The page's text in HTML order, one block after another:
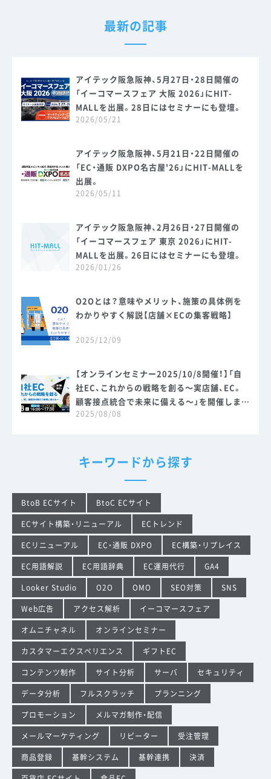
最新の記事
アイテック阪急阪神、5月27日・28日開催の
「イーコマースフェア 大阪 2026」にHIT-
MALLを出展。28日にはセミナーにも登壇。
2026/05/21
アイテック阪急阪神、5月21日・22日開催の
「EC・通販 DXPO名古屋'26」にHIT-MALLを
出展。
2026/05/11
アイテック阪急阪神、2月26日・27日開催の
「イーコマースフェア 東京 2026」にHIT-
MALLを出展。26日にはセミナーにも登壇。
2026/01/26
O2Oとは？意味やメリット、施策の具体例を
わかりやすく解説【店舗×ECの集客戦略】
2025/12/09
【オンラインセミナー2025/10/8開催！】「自
社EC、これからの戦略を創る～実店舗、EC。
顧客接点統合で未来に備える～」を開催しま
す。
2025/08/08
キーワードから探す
BtoB ECサイト
BtoC ECサイト
ECサイト構築・リニューアル
ECトレンド
ECリニューアル
EC・通販 DXPO
EC構築・リプレイス
EC用語解説
EC用語辞典 EC運用代行
GA4
Looker Studio
O2O OMO SEO対策
SNS
Web広告
アクセス解析
イーコマースフェア
オムニチャネル
オンラインセミナー
カスタマーエクスペリエンス
ギフトEC
コンテンツ制作
サイト分析 サーバ
セキュリティ
データ分析
フルスクラッチ
プランニング
プロモーション
メルマガ制作・配信
メールマーケティング
リピーター
受注管理
商品登録
基幹システム 基幹連携
決済